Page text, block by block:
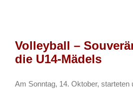
Mädels
Volleyball –
die U14-Mädels
Am Sonntag, 14. Oktober, starteten